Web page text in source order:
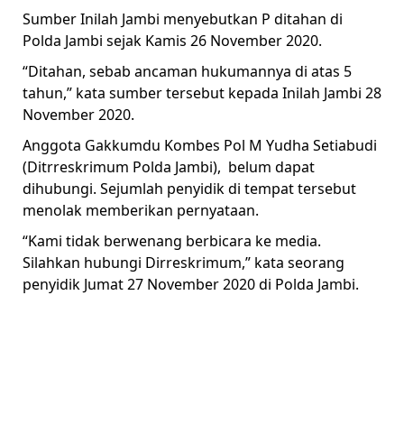
Sumber Inilah Jambi menyebutkan P ditahan di
Polda Jambi sejak Kamis 26 November 2020.
“Ditahan, sebab ancaman hukumannya di atas 5
tahun,” kata sumber tersebut kepada Inilah Jambi 28
November 2020.
Anggota Gakkumdu Kombes Pol M Yudha Setiabudi
(Ditrreskrimum Polda Jambi), belum dapat
dihubungi. Sejumlah penyidik di tempat tersebut
menolak memberikan pernyataan.
“Kami tidak berwenang berbicara ke media.
Silahkan hubungi Dirreskrimum,” kata seorang
penyidik Jumat 27 November 2020 di Polda Jambi.